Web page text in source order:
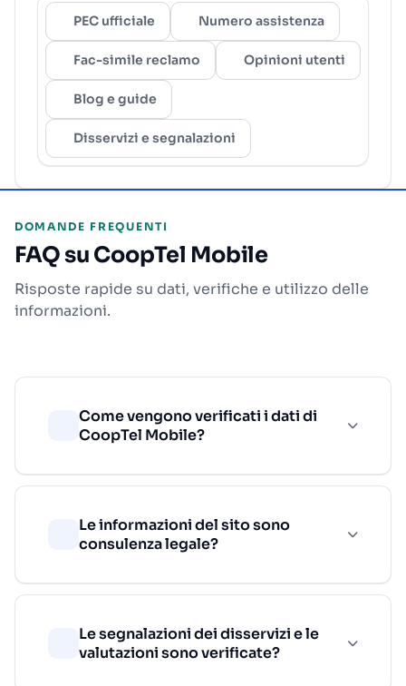
PEC ufficiale Numero assistenza
Fac-simile reclamo Opinioni utenti
Blog e guide
Disservizi e segnalazioni
DOMANDE FREQUENTI
FAQ su CoopTel Mobile
Risposte rapide su dati, verifiche e utilizzo delle
informazioni.
Come vengono verificati i dati di
CoopTel Mobile?
Le informazioni del sito sono
consulenza legale?
Le segnalazioni dei disservizi e le
valutazioni sono verificate?